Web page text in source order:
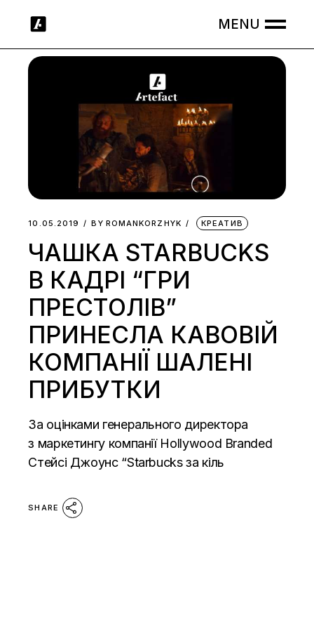
10.05.2019 BY ROMANKORZHYK КРЕАТИВ
ЧАШКА STARBUCKS
В КАДРІ “ГРИ
ПРЕСТОЛІВ”
ПРИНЕСЛА КАВОВІЙ
КОМПАНІЇ ШАЛЕНІ
ПРИБУТКИ
За оцінками генерального директора
з маркетингу компанії Hollywood Branded
Стейсі Джоунс “Starbucks за кіль
SHARE